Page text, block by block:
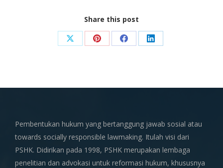
Share this post
Share Share Share Share
Pembentukan hukum yang bertanggung jawab sosial atau
towards socially responsible lawmaking. Itulah visi dari
PSHK. Didirikan pada 1998, PSHK merupakan lembaga
penelitian dan advokasi untuk reformasi hukum, khususnya